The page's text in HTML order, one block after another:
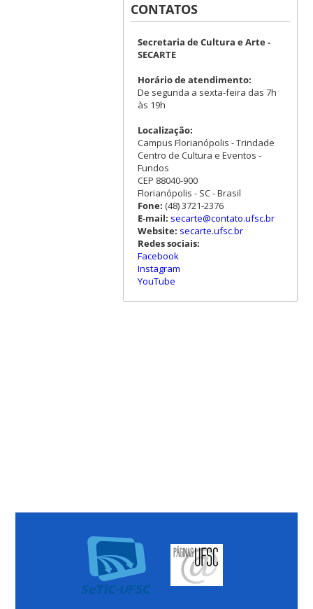
CONTATOS
Secretaria de Cultura e Arte -
SECARTE
Horário de atendimento:
De segunda a sexta-feira das 7h
às 19h
Localização:
Campus Florianópolis - Trindade
Centro de Cultura e Eventos -
Fundos
CEP 88040-900
Florianópolis - SC - Brasil
Fone: (48) 3721-2376
E-mail: secarte@contato.ufsc.br
Website: secarte.ufsc.br
Redes sociais:
Facebook
Instagram
YouTube